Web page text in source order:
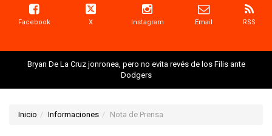
Facebook X Instagram Email RSS
Bryan De La Cruz jonronea, pero no evita revés de los Filis ante
Dodgers
Inicio Informaciones Nota de Prensa